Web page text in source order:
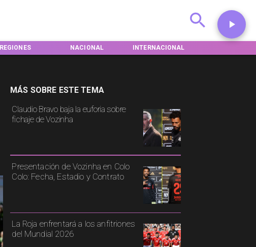
NACIONAL INTERNACIONAL DEPORTES
Claudio Bravo baja la euforia sobre
fichaje de Vozinha
Presentación de Vozinha en Colo
Colo: Fecha, Estadio y Contrato
La Roja enfrentará a los anfitriones
del Mundial 2026
MÁS SOBRE ESTE TEMA